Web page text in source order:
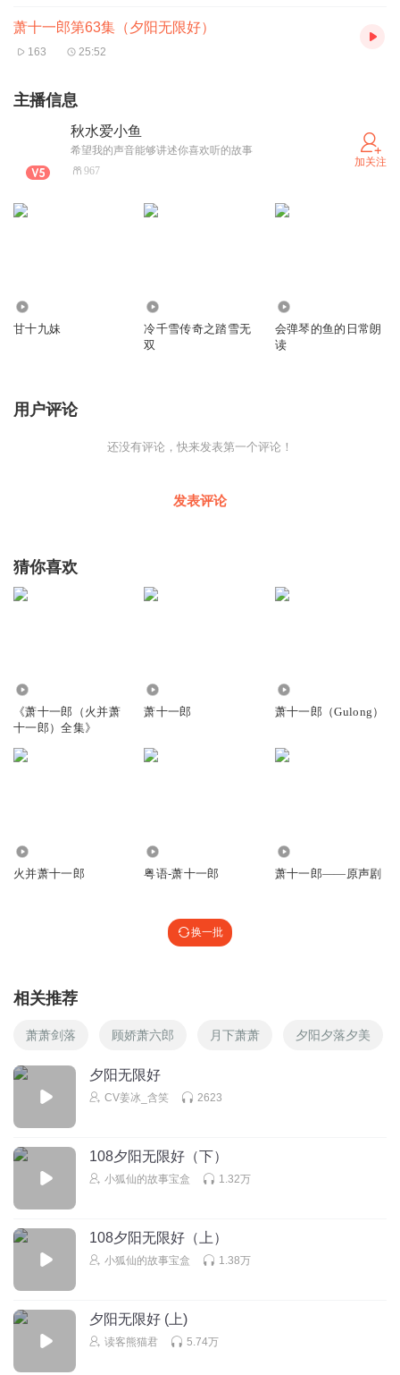
萧十一郎第63集（夕阳无限好）
163 25:52
主播信息
秋水爱小鱼
希望我的声音能够讲述你喜欢听的故事
967
加关注
甘十九妹
冷千雪传奇之踏雪无
双
会弹琴的鱼的日常朗
读
用户评论
还没有评论，快来发表第一个评论！
发表评论
猜你喜欢
《萧十一郎（火并萧
十一郎）全集》
萧十一郎 萧十一郎（Gulong）
火并萧十一郎 粤语-萧十一郎 萧十一郎——原声剧
换一批
相关推荐
萧萧剑落 顾娇萧六郎 月下萧萧 夕阳夕落夕美
夕阳无限好
CV姜冰_含笑 2623
108夕阳无限好（下）
小狐仙的故事宝盒 1.32万
108夕阳无限好（上）
小狐仙的故事宝盒 1.38万
夕阳无限好 (上)
读客熊猫君 5.74万